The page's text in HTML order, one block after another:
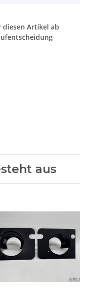
diesen Artikel ab
aus